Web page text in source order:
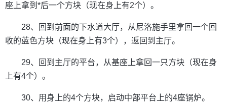
座上拿到*后一个方块（现在身上有2个）。
28、回到前面的下水道大厅，从尼洛施手里拿回一个回
收的蓝色方块（现在身上有3个），返回到主厅。
29、回到主厅的平台，从基座上拿回一只方块（现在身
上有4个）。
30、用身上的4个方块，启动中部平台上的4座锅炉。